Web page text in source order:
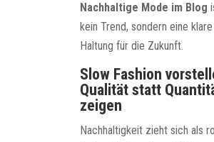
Nachhaltige Mode im Blog
kein Trend, sondern eine klare
Haltung für die Zukunft.
Slow Fashion
Qualität statt
zeigen
Nachhaltigkeit zieht sich als